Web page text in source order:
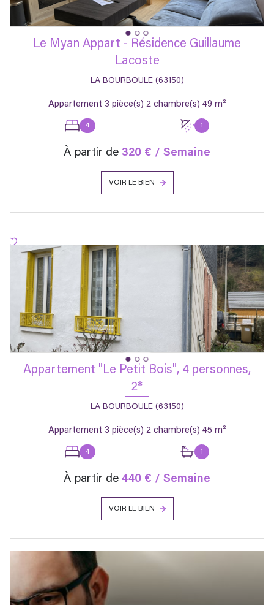
Le Myan Appart - Résidence Guillaume
Lacoste
LA BOURBOULE (63150)
Appartement 3 pièce(s) 2 chambre(s) 49 m²
4 1
À partir de 320 € / Semaine
VOIR LE BIEN
Appartement "Le Petit Bois", 4 personnes,
2*
LA BOURBOULE (63150)
Appartement 3 pièce(s) 2 chambre(s) 45 m²
4 1
À partir de 440 € / Semaine
VOIR LE BIEN